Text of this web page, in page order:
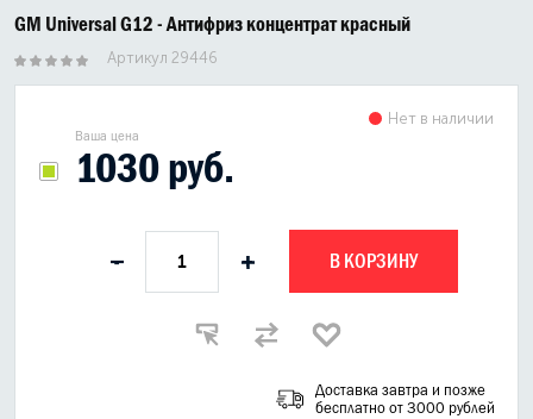
АВТО КОСМЕТИКА
МОТО МАСЛА
GM Universal G12 - Антифриз концентрат красный
Артикул 29446
Ваша цена
1030 руб.
Нет в наличии
- + В КОРЗИНУ
Доставка завтра и позже
бесплатно от 3000 рублей